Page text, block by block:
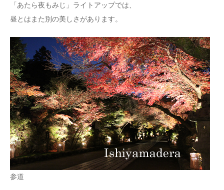
「あたら夜もみじ」ライトアップでは、
昼とはまた別の美しさがあります。
参道